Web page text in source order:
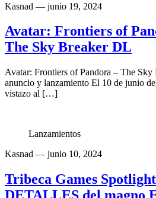
Kasnad — junio 19, 2024
Avatar: Frontiers of
The Sky Breaker DL
Avatar: Frontiers of Pandora – The
anuncio y lanzamiento El 10 de junio
vistazo al […]
Lanzamientos
Kasnad — junio 10, 2024
Tribeca Games